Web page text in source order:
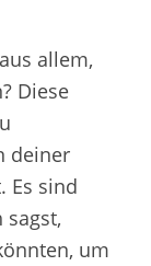
allem,
Diese
deiner
Es sind
sagst,
um